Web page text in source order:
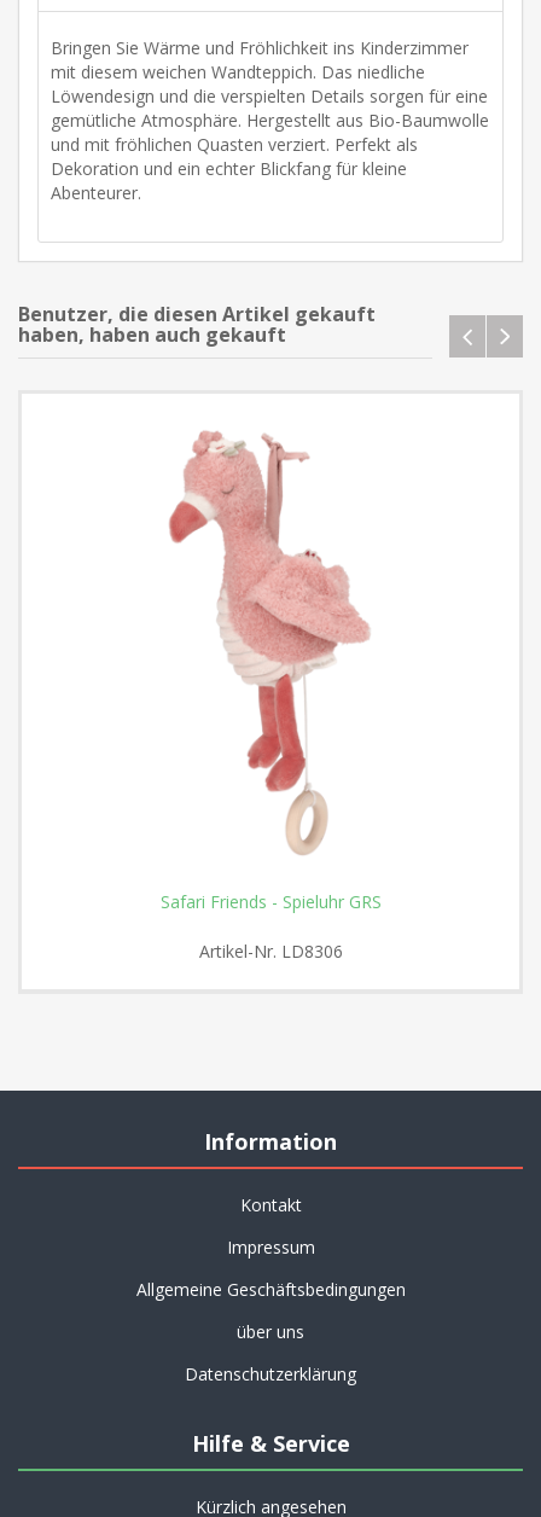
Bringen Sie Wärme und Fröhlichkeit ins Kinderzimmer
mit diesem weichen Wandteppich. Das niedliche
Löwendesign und die verspielten Details sorgen für eine
gemütliche Atmosphäre. Hergestellt aus Bio-Baumwolle
und mit fröhlichen Quasten verziert. Perfekt als
Dekoration und ein echter Blickfang für kleine
Abenteurer.
Benutzer, die diesen Artikel gekauft
haben, haben auch gekauft
Safari Friends - Spieluhr GRS
Artikel-Nr. LD8306
Information
Kontakt
Impressum
Allgemeine Geschäftsbedingungen
über uns
Datenschutzerklärung
Hilfe & Service
Kürzlich angesehen